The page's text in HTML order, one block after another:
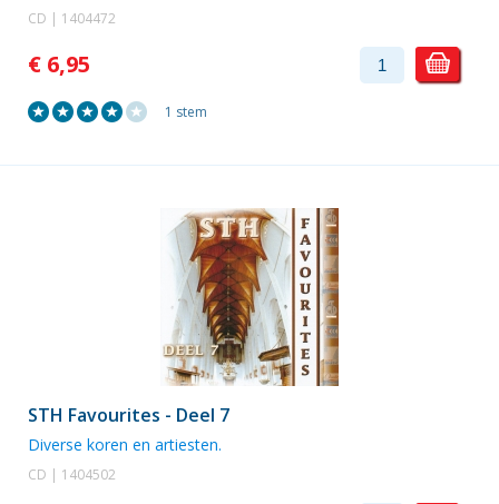
CD | 1404472
€ 6,95
1 stem
STH Favourites - Deel 7
Diverse koren en artiesten.
CD | 1404502